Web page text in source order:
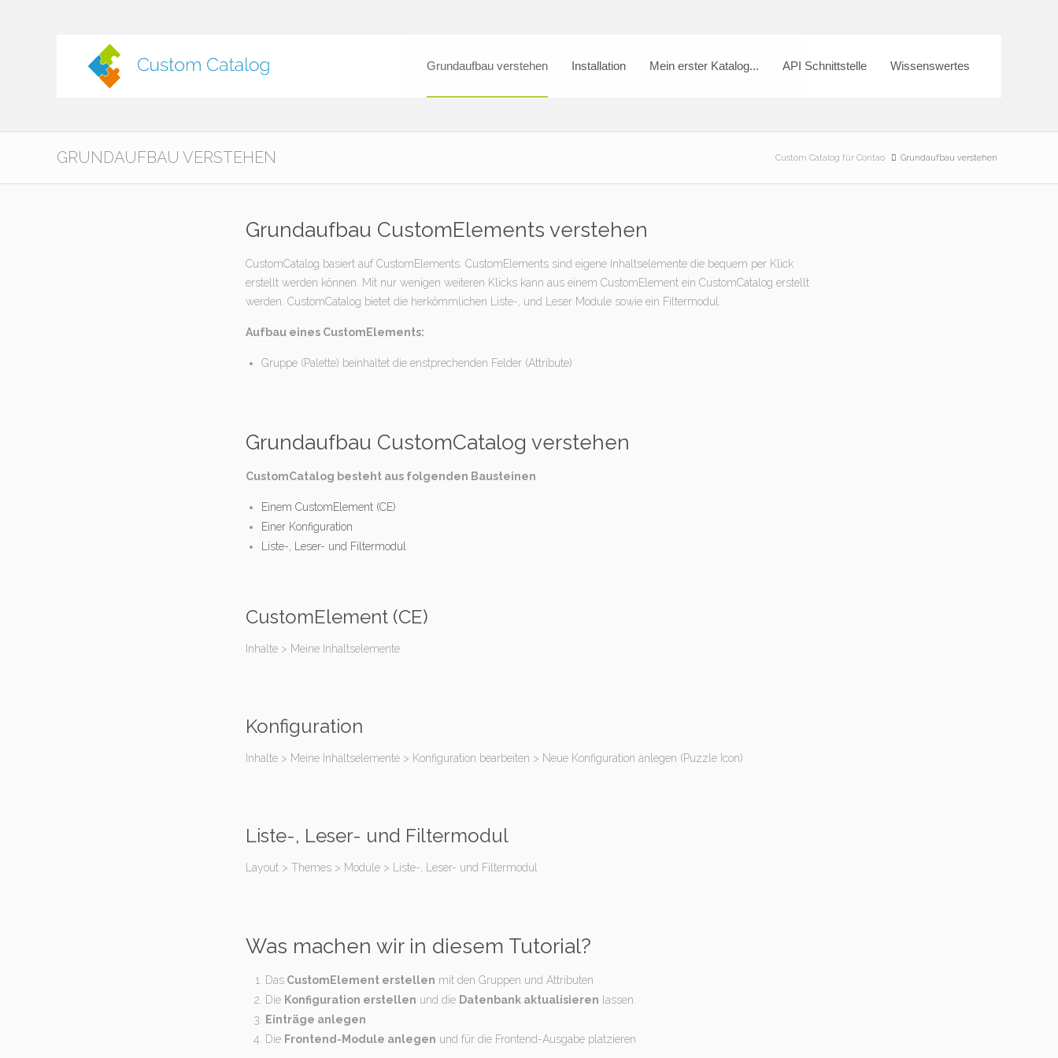
Grundaufbau verstehen Installation Mein erster Katalog... API Schnittstelle Wissenswertes
GRUNDAUFBAU VERSTEHEN Custom Catalog für Contao Grundaufbau verstehen
Grundaufbau CustomElements verstehen
CustomCatalog basiert auf CustomElements. CustomElements sind eigene Inhaltselemente die bequem per Klick
erstellt werden können. Mit nur wenigen weiteren Klicks kann aus einem CustomElement ein CustomCatalog erstellt
werden. CustomCatalog bietet die herkömmlichen Liste-, und Leser Module sowie ein Filtermodul.
Aufbau eines CustomElements:
Gruppe (Palette) beinhaltet die enstprechenden Felder (Attribute)
Paletten und Attribute eines Text-Inhaltselements in Contao
Grundaufbau CustomCatalog verstehen
CustomCatalog besteht aus folgenden Bausteinen
Einem CustomElement (CE)
Einer Konfiguration
Liste-, Leser- und Filtermodul
CustomElement (CE)
Inhalte > Meine Inhaltselemente
Konfiguration
Inhalte > Meine Inhaltselemente > Konfiguration bearbeiten > Neue Konfiguration anlegen (Puzzle Icon)
Liste-, Leser- und Filtermodul
Layout > Themes > Module > Liste-, Leser- und Filtermodul
Was machen wir in diesem Tutorial?
Das CustomElement erstellen mit den Gruppen und Attributen
Die Konfiguration erstellen und die Datenbank aktualisieren lassen.
Einträge anlegen
Die Frontend-Module anlegen und für die Frontend-Ausgabe platzieren